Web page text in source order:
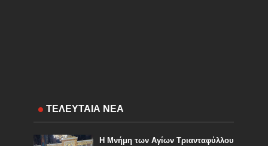
ΤΕΛΕΥΤΑΙΑ ΝΕΑ
Η Μνήμη των Αγίων Τριανταφύλλου